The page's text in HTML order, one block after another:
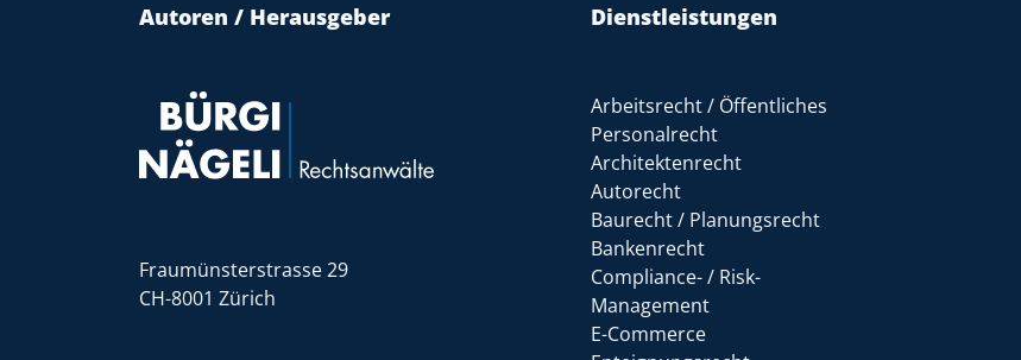
Autoren / Herausgeber
Fraumünsterstrasse 29
CH-8001 Zürich
Dienstleistungen
Arbeitsrecht / Öffentliches
Personalrecht
Architektenrecht
Autorecht
Baurecht / Planungsrecht
Bankenrecht
Compliance- / Risk-
Management
E-Commerce